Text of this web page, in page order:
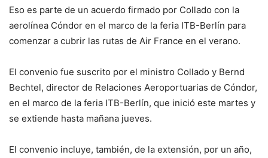
Eso es parte de un acuerdo firmado por Collado con la
aerolínea Cóndor en el marco de la feria ITB-Berlín para
comenzar a cubrir las rutas de Air France en el verano.
El convenio fue suscrito por el ministro Collado y Bernd
Bechtel, director de Relaciones Aeroportuarias de Cóndor,
en el marco de la feria ITB-Berlín, que inició este martes y
se extiende hasta mañana jueves.
El convenio incluye, también, de la extensión, por un año,